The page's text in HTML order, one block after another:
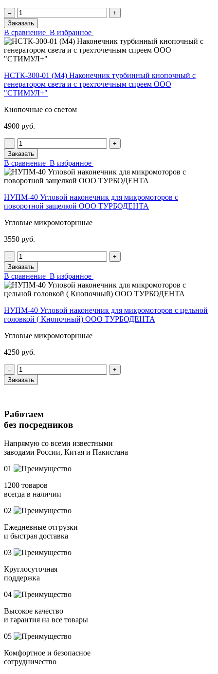
‒
+
Заказать
В сравнение В избранное
НСТК-300-01 (М4) Наконечник турбинный кнопочный с
генератором света и с трехточечным спреем ООО
"СТИМУЛ+"
Кнопочные со светом
4900 руб.
‒
+
Заказать
В сравнение В избранное
НУПМ-40 Угловой наконечник для микромоторов с
поворотной защелкой ООО ТУРБОДЕНТА
Угловые микромоторнные
3550 руб.
‒
+
Заказать
В сравнение В избранное
НУПМ-40 Угловой наконечник для микромоторов с цельной
головкой ( Кнопочный) ООО ТУРБОДЕНТА
Угловые микромоторнные
4250 руб.
‒
+
Заказать
Работаем
без посредников
Напрямую со всеми известными
заводами России, Китая и Пакистана
01
1200 товаров
всегда в наличии
02
Ежедневные отгрузки
и быстрая доставка
03
Круглосуточная
поддержка
04
Высокое качество
и гарантия на все товары
05
Комфортное и безопасное
сотрудничество